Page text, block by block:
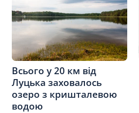
Всього у 20 км від
Луцька заховалось
озеро з кришталевою
водою